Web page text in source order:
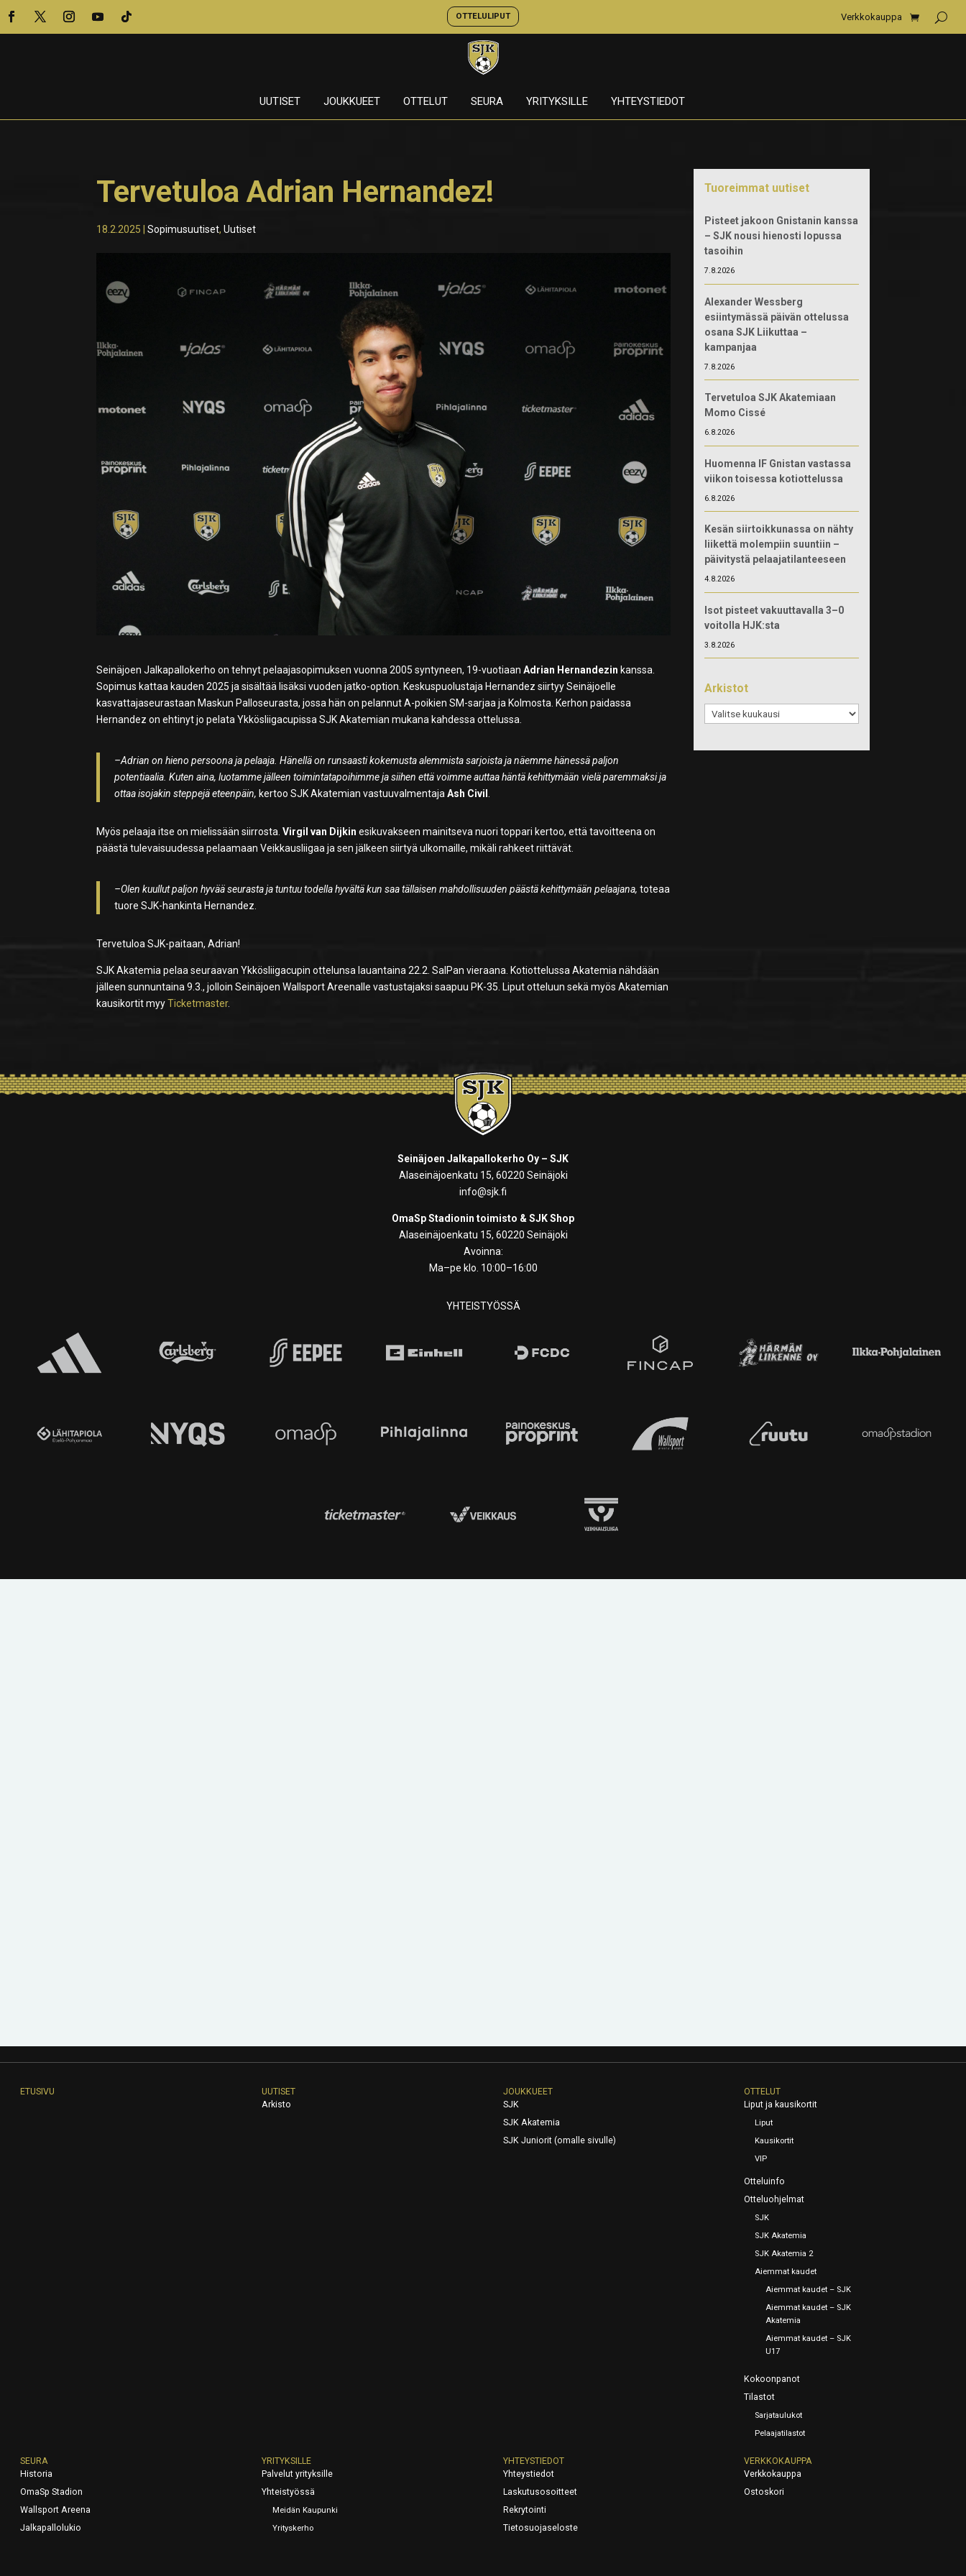
OTTELULIPUT Verkkokauppa
UUTISET JOUKKUEET OTTELUT SEURA YRITYKSILLE YHTEYSTIEDOT
Tervetuloa Adrian Hernandez!
18.2.2025 |Sopimusuutiset,Uutiset
Seinäjoen Jalkapallokerho on tehnyt pelaajasopimuksen vuonna 2005 syntyneen, 19-vuotiaanAdrian Hernandezin kanssa.
Sopimus kattaa kauden 2025 ja sisältää lisäksi vuoden jatko-option. Keskuspuolustaja Hernandez siirtyy Seinäjoelle
kasvattajaseurastaan Maskun Palloseurasta, jossa hän on pelannut A-poikien SM-sarjaa ja Kolmosta. Kerhon paidassa
Hernandez on ehtinyt jo pelata Ykkösliigacupissa SJK Akatemian mukana kahdessa ottelussa.
–Adrian on hieno persoona ja pelaaja. Hänellä on runsaasti kokemusta alemmista sarjoista ja näemme hänessä paljon
potentiaalia. Kuten aina, luotamme jälleen toimintatapoihimme ja siihen että voimme auttaa häntä kehittymään vielä paremmaksi ja
ottaa isojakin steppejä eteenpäin, kertoo SJK Akatemian vastuuvalmentajaAsh Civil
Myös pelaaja itse on mielissään siirrosta.Virgil van Dijkin esikuvakseen mainitseva nuori toppari kertoo, että tavoitteena on
päästä tulevaisuudessa pelaamaan Veikkausliigaa ja sen jälkeen siirtyä ulkomaille, mikäli rahkeet riittävät.
–Olen kuullut paljon hyvää seurasta ja tuntuu todella hyvältä kun saa tällaisen mahdollisuuden päästä kehittymään pelaajana, toteaa
tuore SJK-hankinta Hernandez.
Tervetuloa SJK-paitaan, Adrian!
SJK Akatemia pelaa seuraavan Ykkösliigacupin ottelunsa lauantaina 22.2. SalPan vieraana. Kotiottelussa Akatemia nähdään
jälleen sunnuntaina 9.3., jolloin Seinäjoen Wallsport Areenalle vastustajaksi saapuu PK-35. Liput otteluun sekä myös Akatemian
kausikortit myyTicketmaster.
Tuoreimmat uutiset
Pisteet jakoon Gnistanin kanssa
– SJK nousi hienosti lopussa
tasoihin
7.8.2026
Alexander Wessberg
esiintymässä päivän ottelussa
osana SJK Liikuttaa –
kampanjaa
7.8.2026
Tervetuloa SJK Akatemiaan
Momo Cissé
6.8.2026
Huomenna IF Gnistan vastassa
viikon toisessa kotiottelussa
6.8.2026
Kesän siirtoikkunassa on nähty
liikettä molempiin suuntiin –
päivitystä pelaajatilanteeseen
4.8.2026
Isot pisteet vakuuttavalla 3–0
voitolla HJK:sta
3.8.2026
Arkistot
Arkistot
Seinäjoen Jalkapallokerho Oy – SJK
Alaseinäjoenkatu 15, 60220 Seinäjoki
info@sjk.fi
OmaSp Stadionin toimisto & SJK Shop
Alaseinäjoenkatu 15, 60220 Seinäjoki
Avoinna:
Ma–pe klo. 10:00–16:00
YHTEISTYÖSSÄ
ETUSIVU
UUTISET
Arkisto
JOUKKUEET
SJK
SJK Akatemia
SJK Juniorit (omalle sivulle)
OTTELUT
Liput ja kausikortit
Liput
Kausikortit
VIP
Otteluinfo
Otteluohjelmat
SJK
SJK Akatemia
SJK Akatemia 2
Aiemmat kaudet
Aiemmat kaudet – SJK
Aiemmat kaudet – SJK
Akatemia
Aiemmat kaudet – SJK
U17
Kokoonpanot
Tilastot
Sarjataulukot
Pelaajatilastot
SEURA
Historia
OmaSp Stadion
Wallsport Areena
Jalkapallolukio
YRITYKSILLE
Palvelut yrityksille
Yhteistyössä
Meidän Kaupunki
Yrityskerho
YHTEYSTIEDOT
Yhteystiedot
Laskutusosoitteet
Rekrytointi
Tietosuojaseloste
VERKKOKAUPPA
Verkkokauppa
Ostoskori